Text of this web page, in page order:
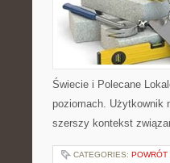
Świecie i Polecane
poziomach. Użytkownik
szerszy kontekst
CATEGORIES: POWRÓT